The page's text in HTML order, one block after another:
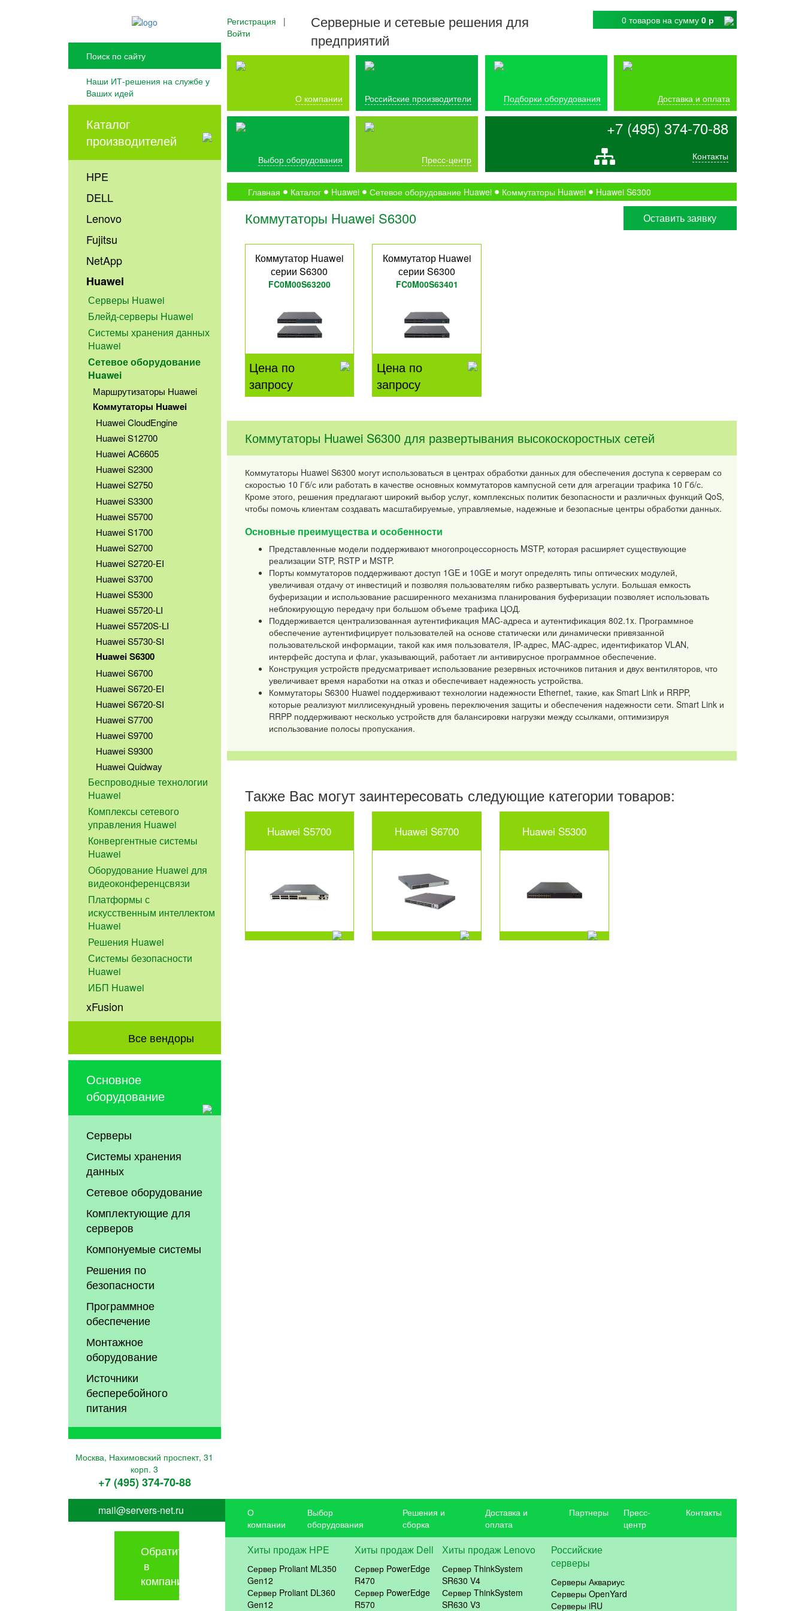
Наши ИТ-решения на службе у
Ваших идей
Каталог
производителей
HPE
DELL
Lenovo
Fujitsu
NetApp
Huawei
Серверы Huawei
Блейд-серверы Huawei
Системы хранения данных
Huawei
Сетевое оборудование
Huawei
Маршрутизаторы Huawei
Коммутаторы Huawei
Huawei CloudEngine
Huawei S12700
Huawei AC6605
Huawei S2300
Huawei S2750
Huawei S3300
Huawei S5700
Huawei S1700
Huawei S2700
Huawei S2720-EI
Huawei S3700
Huawei S5300
Huawei S5720-LI
Huawei S5720S-LI
Huawei S5730-SI
Huawei S6300
Huawei S6700
Huawei S6720-EI
Huawei S6720-SI
Huawei S7700
Huawei S9700
Huawei S9300
Huawei Quidway
Беспроводные технологии
Huawei
Комплексы сетевого
управления Huawei
Конвергентные системы
Huawei
Оборудование Huawei для
видеоконференцсвязи
Платформы с
искусственным интеллектом
Huawei
Решения Huawei
Системы безопасности
Huawei
ИБП Huawei
xFusion
Все вендоры
Основное
оборудование
Серверы
Системы хранения
данных
Сетевое оборудование
Комплектующие для
серверов
Компонуемые системы
Решения по
безопасности
Программное
обеспечение
Монтажное
оборудование
Источники
бесперебойного
питания
Москва, Нахимовский проспект, 31
корп. 3
+7 (495) 374-70-88
Регистрация |
Войти
Серверные и сетевые решения для
предприятий
0 товаров на сумму 0 р
О компании Российские производители Подборки оборудования Доставка и оплата
Выбор оборудования Пресс-центр
+7 (495) 374-70-88
Контакты
Главная Каталог Huawei Сетевое оборудование Huawei Коммутаторы Huawei Huawei S6300
Коммутаторы Huawei S6300 Оставить заявку
Коммутатор Huawei
серии S6300
FC0M00S63200
Цена по
запросу
Коммутатор Huawei
серии S6300
FC0M00S63401
Цена по
запросу
Коммутаторы Huawei S6300 для развертывания высокоскоростных сетей
Коммутаторы Huawei S6300 могут использоваться в центрах обработки данных для обеспечения доступа к серверам со
скоростью 10 Гб/с или работать в качестве основных коммутаторов кампусной сети для агрегации трафика 10 Гб/с.
Кроме этого, решения предлагают широкий выбор услуг, комплексных политик безопасности и различных функций QoS,
чтобы помочь клиентам создавать масштабируемые, управляемые, надежные и безопасные центры обработки данных.
Основные преимущества и особенности
Представленные модели поддерживают многопроцессорность MSTP, которая расширяет существующие
реализации STP, RSTP и MSTP.
Порты коммутаторов поддерживают доступ 1GE и 10GE и могут определять типы оптических модулей,
увеличивая отдачу от инвестиций и позволяя пользователям гибко развертывать услуги. Большая емкость
буферизации и использование расширенного механизма планирования буферизации позволяет использовать
неблокирующую передачу при большом объеме трафика ЦОД.
Поддерживается централизованная аутентификация MAC-адреса и аутентификация 802.1x. Программное
обеспечение аутентифицирует пользователей на основе статически или динамически привязанной
пользовательской информации, такой как имя пользователя, IP-адрес, MAC-адрес, идентификатор VLAN,
интерфейс доступа и флаг, указывающий, работает ли антивирусное программное обеспечение.
Конструкция устройств предусматривает использование резервных источников питания и двух вентиляторов, что
увеличивает время наработки на отказ и обеспечивает надежность устройства.
Коммутаторы S6300 Huawei поддерживают технологии надежности Ethernet, такие, как Smart Link и RRPP,
которые реализуют миллисекундный уровень переключения защиты и обеспечения надежности сети. Smart Link и
RRPP поддерживают несколько устройств для балансировки нагрузки между ссылками, оптимизируя
использование полосы пропускания.
Также Вас могут заинтересовать следующие категории товаров:
Huawei S5700 Huawei S6700 Huawei S5300
mail@servers-net.ru
Обратиться
в
компанию
О
компании
Выбор
оборудования
Решения и
сборка
Доставка и
оплата
Партнеры
Пресс-
центр
Контакты
Хиты продаж HPE
Сервер Proliant ML350
Gen12
Сервер Proliant DL360
Gen12
Хиты продаж Dell
Сервер PowerEdge
R470
Сервер PowerEdge
R570
Хиты продаж Lenovo
Сервер ThinkSystem
SR630 V4
Сервер ThinkSystem
SR630 V3
Российские
серверы
Серверы Аквариус
Серверы OpenYard
Серверы iRU